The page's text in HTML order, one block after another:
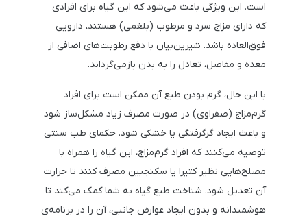
است. این ویژگی باعث می‌شود که این گیاه برای افرادی
که دارای مزاج سرد و مرطوب (بلغمی) هستند، دارویی
فوق‌العاده باشد. شیرین‌بیان با دفع رطوبت‌های اضافی از
معده و مفاصل، تعادل را به بدن بازمی‌گرداند.
با این حال، گرم بودن طبع آن ممکن است برای افراد
گرم‌مزاج (صفراوی) در صورت مصرف زیاد مشکل‌ساز شود
و باعث ایجاد گرگرفتگی یا خشکی شود. حکمای طب سنتی
توصیه می‌کنند که افراد گرم‌مزاج، این گیاه را همراه با
مصلح‌هایی نظیر کتیرا یا سکنجبین مصرف کنند تا حرارت
آن تعدیل شود. شناخت طبع گیاه به شما کمک می‌کند تا
هوشمندانه و بدون ایجاد عوارض جانبی، آن را در برنامه‌ی